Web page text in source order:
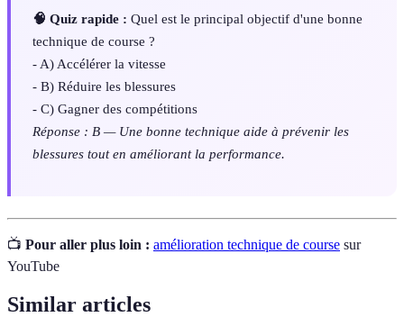
🧠 Quiz rapide : Quel est le principal objectif d'une bonne
technique de course ?
- A) Accélérer la vitesse
- B) Réduire les blessures
- C) Gagner des compétitions
Réponse : B — Une bonne technique aide à prévenir les
blessures tout en améliorant la performance.
📺 Pour aller plus loin : amélioration technique de course sur
YouTube
Similar articles